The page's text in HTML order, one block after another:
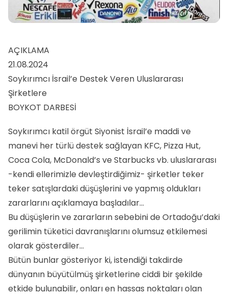
AÇIKLAMA
21.08.2024
Soykırımcı İsrail’e Destek Veren Uluslararası
Şirketlere
BOYKOT DARBESİ
Soykırımcı katil örgüt Siyonist İsrail’e maddi ve
manevi her türlü destek sağlayan KFC, Pizza Hut,
Coca Cola, McDonald’s ve Starbucks vb. uluslararası
-kendi ellerimizle devleştirdiğimiz- şirketler teker
teker satışlardaki düşüşlerini ve yapmış oldukları
zararlarını açıklamaya başladılar…
Bu düşüşlerin ve zararların sebebini de Ortadoğu’daki
gerilimin tüketici davranışlarını olumsuz etkilemesi
olarak gösterdiler…
Bütün bunlar gösteriyor ki, istendiği takdirde
dünyanın büyütülmüş şirketlerine ciddi bir şekilde
etkide bulunabilir, onları en hassas noktaları olan